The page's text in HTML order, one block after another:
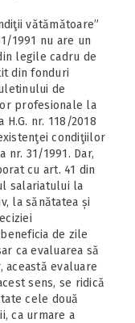
vătămătoare”
1991 nu are un
legile cadru de
din fonduri
de
profesionale la
nr. 118/2018
condiţiilor
nr. 31/1991. Dar,
cu art. 41 din
salariatului la
la sănătatea și
de zile
ca evaluarea să
această evaluare
sens, se ridică
cele două
ca urmare a